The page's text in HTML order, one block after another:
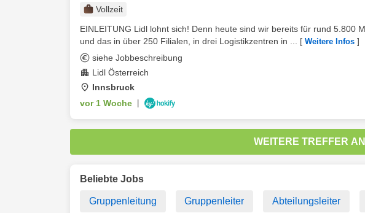
Vollzeit
EINLEITUNG Lidl lohnt sich! Denn heute sind wir bereits für rund 5.800
und das in über 250 Filialen, in drei Logistikzentren in ...
[ Weitere Infos ]
siehe Jobbeschreibung
Lidl Österreich
Innsbruck
vor 1 Woche
WEITERE TREFFER
Beliebte Jobs
Gruppenleitung Gruppenleiter Abteilungsleiter